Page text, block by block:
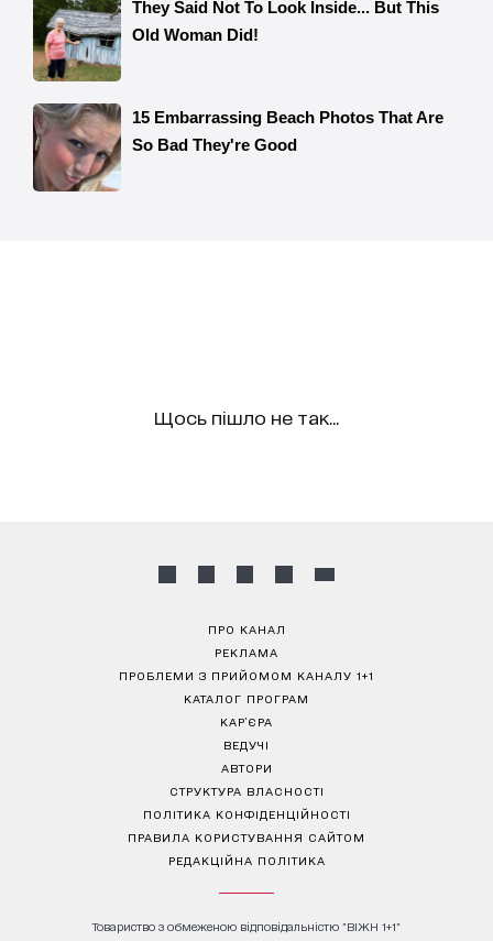
Щось пішло не так...
ПРО КАНАЛ
РЕКЛАМА
ПРОБЛЕМИ З ПРИЙОМОМ КАНАЛУ 1+1
КАТАЛОГ ПРОГРАМ
КАР’ЄРА
ВЕДУЧІ
АВТОРИ
СТРУКТУРА ВЛАСНОСТІ
ПОЛІТИКА КОНФІДЕНЦІЙНОСТІ
ПРАВИЛА КОРИСТУВАННЯ САЙТОМ
РЕДАКЦІЙНА ПОЛІТИКА
Товариство з обмеженою відповідальністю "ВІЖН 1+1"